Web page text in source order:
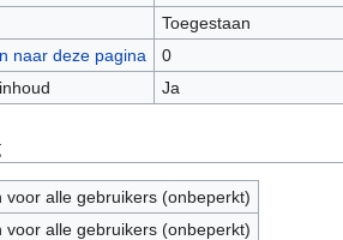
Toegestaan
naar deze pagina
0
Ja
voor alle gebruikers (onbeperkt)
voor alle gebruikers (onbeperkt)